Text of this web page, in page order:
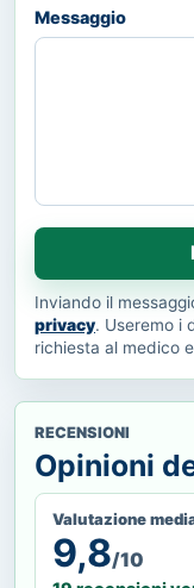
Messaggio
Inviando il
privacy. Useremo i
richiesta al medico
RECENSIONI
Opinioni
Valutazione
9,8/10